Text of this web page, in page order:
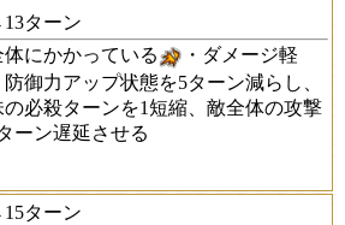
ターン
体にかかっている
・ダメージ軽
御力アップ状態を5ターン減らし、
の必殺ターンを1短縮、敵全体の攻撃
ーン遅延させる
ターン